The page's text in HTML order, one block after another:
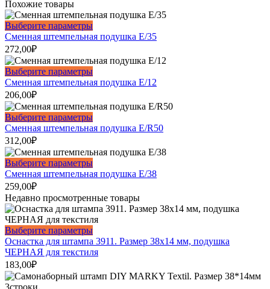
Похожие товары
Выберите параметрыЭтот
товар
несколько
вариаций.
Опции
можно
на
странице
товара.
Сменная штемпельная подушка E/35
272,00₽
Выберите параметрыЭтот
товар
несколько
вариаций.
Опции
можно
на
странице
товара.
Сменная штемпельная подушка E/12
206,00₽
Выберите параметрыЭтот
товар
несколько
вариаций.
Опции
можно
на
странице
товара.
Сменная штемпельная подушка E/R50
312,00₽
Выберите параметрыЭтот
товар
несколько
вариаций.
Опции
можно
выбрать
на
странице
товара.
Сменная штемпельная подушка E/38
259,00₽
Недавно просмотренные товары
Выберите параметрыЭтот
товар
имеет
вариаций.
Оснастка для штампа 3911. Размер 38х14 мм, подушка
ЧЕРНАЯ для текстиля
183,00₽